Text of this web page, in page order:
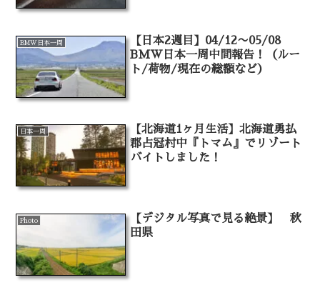
BMW日本一周
【日本2週目】04/12〜05/08
BMW日本一周中間報告！（ルー
ト/荷物/現在の総額など）
日本一周
【北海道1ヶ月生活】北海道勇払
郡占冠村中『トマム』でリゾート
バイトしました！
Photo
【デジタル写真で見る絶景】 秋
田県